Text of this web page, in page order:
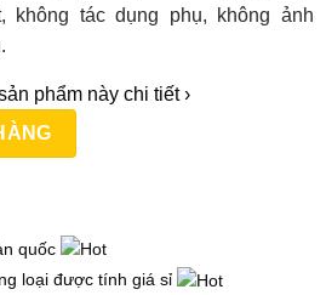
không tác dụng phụ, không ảnh
phẩm này chi tiết ›
Đông Y X2 Vslim số lượng
quốc
loại được tính giá sỉ